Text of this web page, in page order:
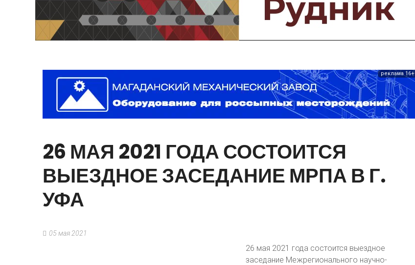
Предприятия и компании
Интервью
Выставки, Конференции
реклама 16+
26 МАЯ 2021 ГОДАСОСТОИТСЯ
ВЫЕЗДНОЕЗАСЕДАНИЕМРПАВ Г.
УФА
05 мая 2021
26 мая 2021 года состоится выездное
заседание Межрегионального научно-